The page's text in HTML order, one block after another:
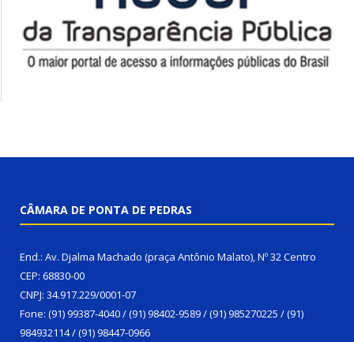
CÂMARA DE PONTA DE PEDRAS
End.: Av. Djalma Machado (praça Antônio Malato), Nº 32 Centro
CEP: 68830-00
CNPJ: 34.917.229/0001-07
Fone: (91) 99387-4040 / (91) 98402-9589 / (91) 985270225 / (91)
984932114 / (91) 98447-0966